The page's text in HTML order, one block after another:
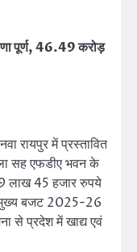
पूर्ण, 46.49 करोड़
रायपुर में प्रस्तावित
सह एफडीए भवन के
लाख 45 हजार रुपये
मुख्य बजट 2025-26
से प्रदेश में खाद्य एवं